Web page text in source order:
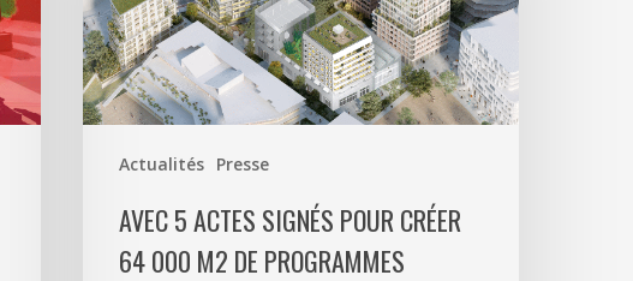
Actualités Presse
créer
64
000
m2
programmes
AVEC 5 ACTES SIGNÉS POUR CRÉER
64 000 M2 DE PROGRAMMES